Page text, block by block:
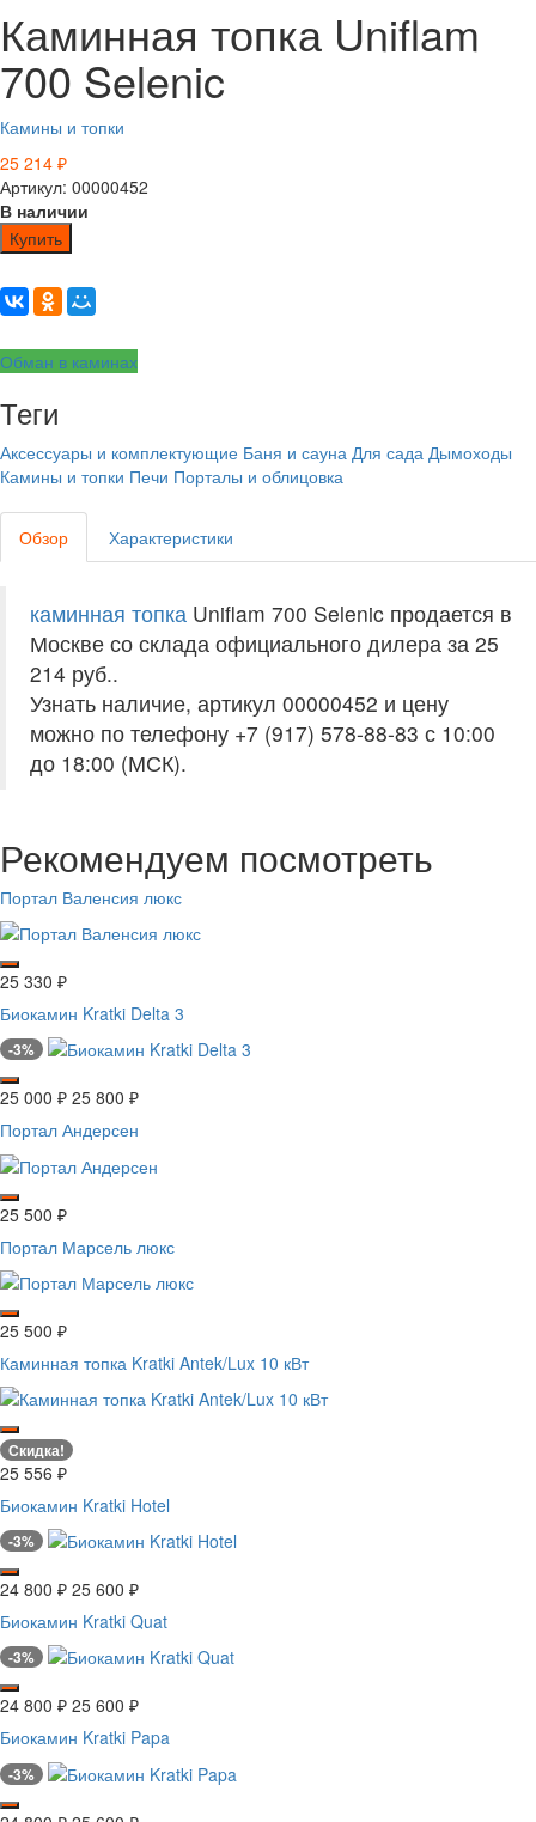
Каминная топка Uniflam
700 Selenic
Камины и топки
25 214 ₽
Артикул: 00000452
В наличии
Купить
Обман в каминах
Теги
Аксессуары и комплектующие Баня и сауна Для сада Дымоходы
Камины и топки Печи Порталы и облицовка
Обзор Характеристики
каминная топка Uniflam 700 Selenic продается в
Москве со склада официального дилера за 25
214 руб..
Узнать наличие, артикул 00000452 и цену
можно по телефону +7 (917) 578-88-83 с 10:00
до 18:00 (МСК).
Рекомендуем посмотреть
Портал Валенсия люкс
25 330 ₽
Биокамин Kratki Delta 3
-3%
25 000 ₽ 25 800 ₽
Портал Андерсен
25 500 ₽
Портал Марсель люкс
25 500 ₽
Каминная топка Kratki Antek/Lux 10 кВт
Скидка!
25 556 ₽
Биокамин Kratki Hotel
-3%
24 800 ₽ 25 600 ₽
Биокамин Kratki Quat
-3%
24 800 ₽ 25 600 ₽
Биокамин Kratki Papa
-3%